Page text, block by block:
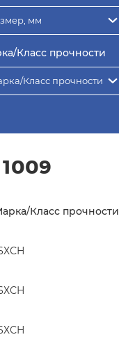
мм
Класс прочности
Класс прочности
1009
Класс прочности